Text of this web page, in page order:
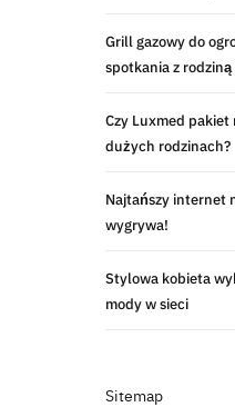
Grill gazowy do
spotkania z
Czy Luxmed
dużych rodzinach?
Najtańszy internet
wygrywa!
Stylowa kobieta
mody w sieci
Sitemap